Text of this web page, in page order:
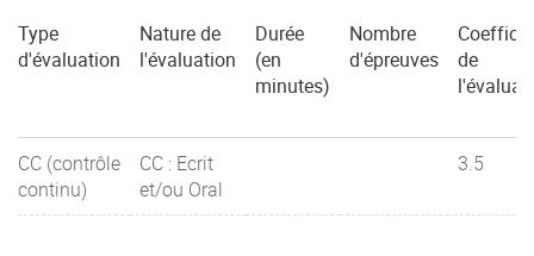
Type
d'évaluation
Nature de
l'évaluation
Durée
(en
minutes)
Nombre
d'épreuves
de
CC (contrôle
continu)
CC : Ecrit
et/ou Oral
3.5